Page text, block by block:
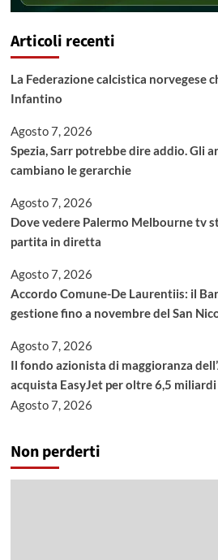
Articoli recenti
La Federazione calcistica norvegese
Infantino
Agosto 7, 2026
Spezia, Sarr potrebbe dire addio. Gli
cambiano le gerarchie
Agosto 7, 2026
Dove vedere Palermo Melbourne tv
partita in diretta
Agosto 7, 2026
Accordo Comune-De Laurentiis: il
gestione fino a novembre del San
Agosto 7, 2026
Il fondo azionista di maggioranza
acquista EasyJet per oltre 6,5 miliardi
Agosto 7, 2026
Non perderti